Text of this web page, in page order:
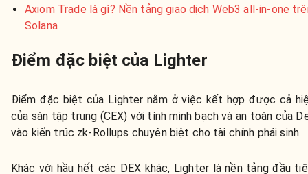
Axiom Trade là gì? Nền tảng giao dịch Web3 all-in-one
Solana
Điểm đặc biệt của Lighter
Điểm đặc biệt của Lighter nằm ở việc kết hợp được cả
của sàn tập trung (CEX) với tính minh bạch và an toàn của
vào kiến trúc zk-Rollups chuyên biệt cho tài chính phái sinh.
Khác với hầu hết các DEX khác, Lighter là nền tảng đầu